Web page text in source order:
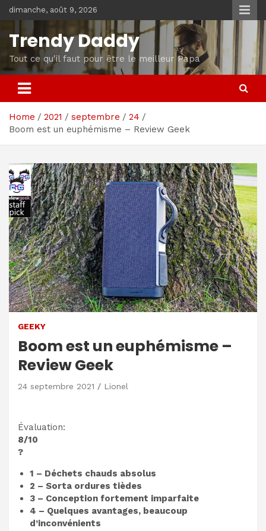
Skip
to
content
dimanche, août 9, 2026
Trendy Daddy
Tout ce qu'il faut pour être le meilleur Papa
Home 2021 septembre
24
Boom est un euphémisme – Review Geek
GEEKY
Boom est un euphémisme –
Review Geek
24 septembre 2021 Lionel
Évaluation:
8/10
?
1 – Déchets chauds absolus
2 – Sorta ordures tièdes
3 – Conception fortement imparfaite
4 – Quelques avantages, beaucoup
d’inconvénients